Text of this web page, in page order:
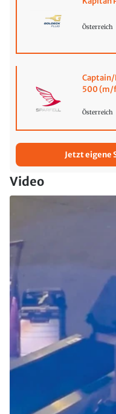
Österreich
Captain/
500 (m/
Österreich
Jetzt eigene
Video